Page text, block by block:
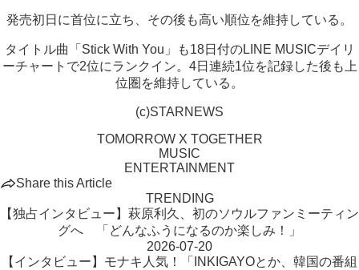
発売初日に首位に立ち、その後も高い順位を維持している。
タイトル曲「Stick With You」も18日付のLINE MUSICデイリ
ーチャートで2位にランクイン。4日連続1位を記録した後も上
位圏を維持している。
(c)STARNEWS
TOMORROW X TOGETHER
MUSIC
ENTERTAINMENT
Share this Article
TRENDING
【独占インタビュー】萩原利久、初のソウルファンミーティン
グへ 「どんなふうになるのか楽しみ！」
2026-07-20
【インタビュー】モナキ人気！「INKIGAYOとか、韓国の番組